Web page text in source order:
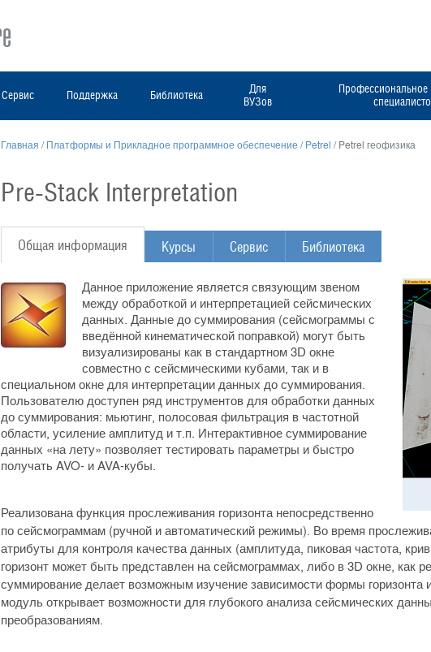
Сервис Поддержка Библиотека
Для
ВУЗов
Профессиональное
Главная /Платформы и Прикладное программное обеспечение /Petrel /Petrel геофизика
Pre-Stack Interpretation
Общая информация Курсы Сервис Библиотека
Данное приложение является связующим звеном
между обработкой и интерпретацией сейсмических
данных. Данные до суммирования (сейсмограммы с
введённой кинематической поправкой) могут быть
визуализированы как в стандартном 3D окне
совместно с сейсмическими кубами, так и в
специальном окне для интерпретации данных до суммирования.
Пользователю доступен ряд инструментов для обработки данных
до суммирования: мьютинг, полосовая фильтрация в частотной
области, усиление амплитуд и т.п. Интерактивное суммирование
данных «на лету» позволяет тестировать параметры и быстро
получать AVO- и AVA-кубы.
Реализована функция прослеживания горизонта непосредственно
по сейсмограммам (ручной и автоматический режимы). Во время
атрибуты для контроля качества данных (амплитуда, пиковая частота,
горизонт может быть представлен на сейсмограммах, либо в 3D окне, как
суммирование делает возможным изучение зависимости формы горизонта
модуль открывает возможности для глубокого анализа сейсмических
преобразованиям.